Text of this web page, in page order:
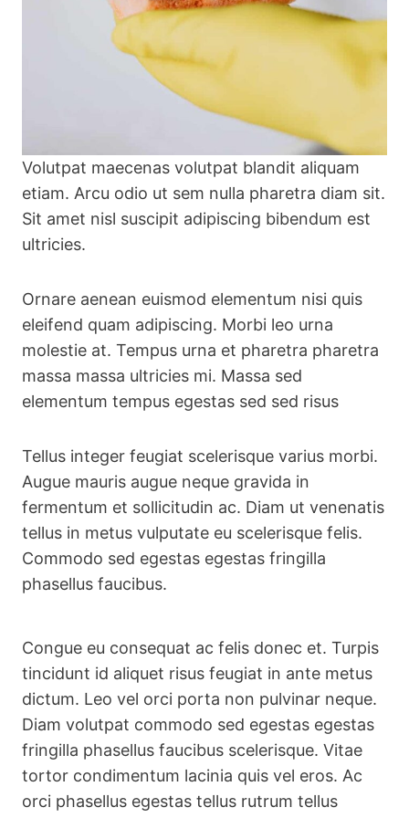
Volutpat maecenas volutpat blandit aliquam
etiam. Arcu odio ut sem nulla pharetra diam sit.
Sit amet nisl suscipit adipiscing bibendum est
ultricies.
Ornare aenean euismod elementum nisi quis
eleifend quam adipiscing. Morbi leo urna
molestie at. Tempus urna et pharetra pharetra
massa massa ultricies mi. Massa sed
elementum tempus egestas sed sed risus
Tellus integer feugiat scelerisque varius morbi.
Augue mauris augue neque gravida in
fermentum et sollicitudin ac. Diam ut venenatis
tellus in metus vulputate eu scelerisque felis.
Commodo sed egestas egestas fringilla
phasellus faucibus.
Congue eu consequat ac felis donec et. Turpis
tincidunt id aliquet risus feugiat in ante metus
dictum. Leo vel orci porta non pulvinar neque.
Diam volutpat commodo sed egestas egestas
fringilla phasellus faucibus scelerisque. Vitae
tortor condimentum lacinia quis vel eros. Ac
orci phasellus egestas tellus rutrum tellus